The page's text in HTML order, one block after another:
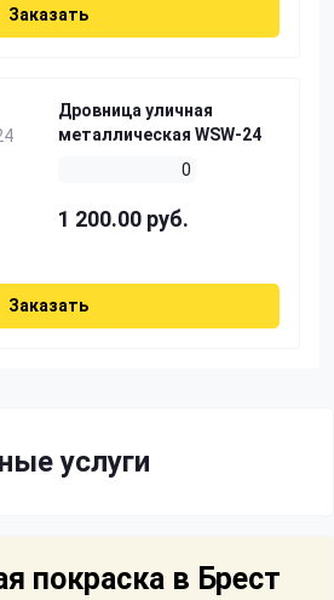
Заказать
Дровница уличная
металлическая WSW-24
0
1 200.00 руб.
Заказать
услуги
покраска в Брест